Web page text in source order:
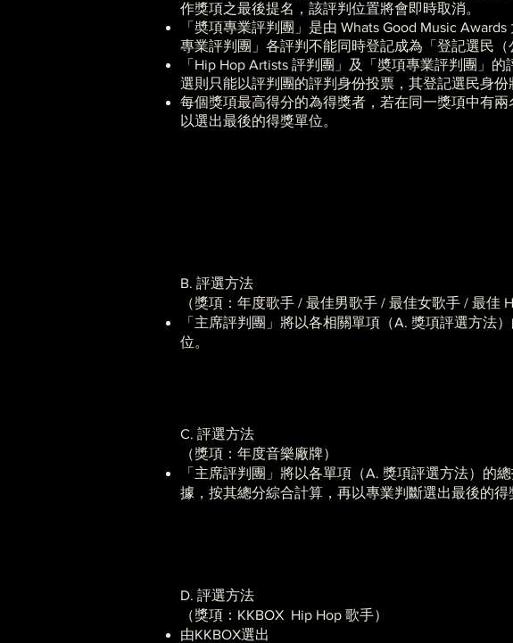
作獎項之最後提名，該評判位置將會即時取消。
「奬項專業評判團」是由 Whats Good Music
專業評判團」各評判不能同時登記成為「登記選民（
「Hip Hop Artists 評判團」及「奬項專業評判團」
選則只能以評判團的評判身份投票，其登記選民身份
每個獎項最高得分的為得獎者，若在同一獎項中有
以選出最後的得獎單位。
B. 評選方法
（獎項：年度歌手 / 最佳男歌手 / 最佳女歌手 / 最佳
「主席評判團」將以各相關單項（A. 獎項評選方法
位。
C. 評選方法
（獎項：年度音樂廠牌）
「主席評判團」將以各單項（A. 獎項評選方法）的
據，按其總分綜合計算，再以專業判斷選出最後的得
D. 評選方法
（獎項：KKBOX Hip Hop 歌手）
由KKBOX選出